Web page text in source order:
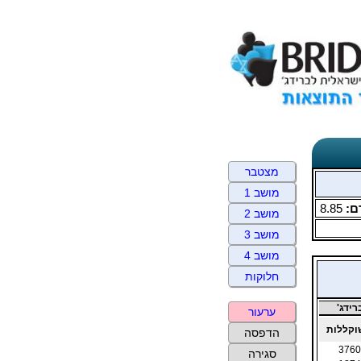
8.85
3760
מצטבר
מושב 1
מושב 2
מושב 3
מושב 4
חלוקות
ערעור
הדפסה
סגירה